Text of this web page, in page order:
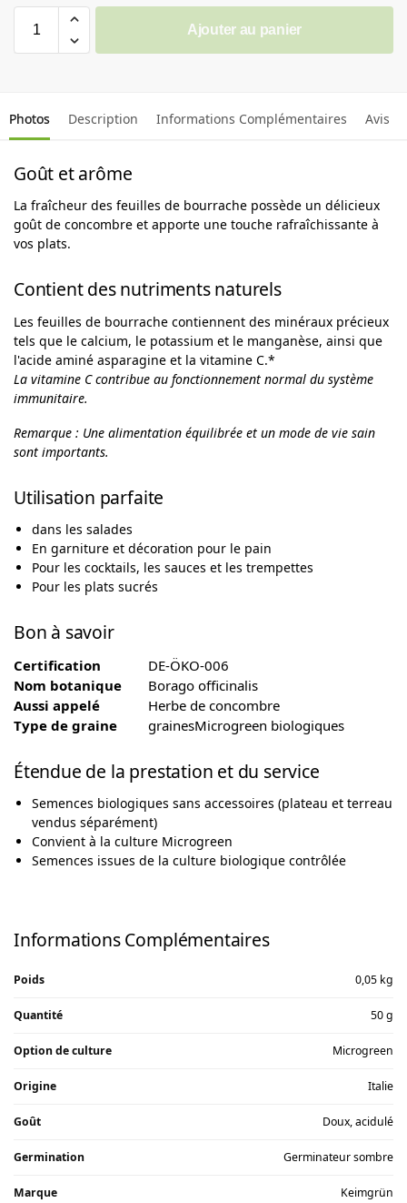
Ajouter au panier
Photos Description Informations Complémentaires Avis
Goût et arôme
La fraîcheur des feuilles de bourrache possède un délicieux
goût de concombre et apporte une touche rafraîchissante à
vos plats.
Contient des nutriments naturels
Les feuilles de bourrache contiennent des minéraux précieux
tels que le calcium, le potassium et le manganèse, ainsi que
l'acide aminé asparagine et la vitamine C.*
La vitamine C contribue au fonctionnement normal du système
immunitaire.
Remarque : Une alimentation équilibrée et un mode de vie sain
sont importants.
Utilisation parfaite
dans les salades
En garniture et décoration pour le pain
Pour les cocktails, les sauces et les trempettes
Pour les plats sucrés
Bon à savoir
Certification
DE-ÖKO-006
Nom botanique
Borago officinalis
Aussi appelé
Herbe de concombre
Type de graine
grainesMicrogreen biologiques
Étendue de la prestation et du service
Semences biologiques sans accessoires (plateau et terreau
vendus séparément)
Convient à la culture Microgreen
Semences issues de la culture biologique contrôlée
Informations Complémentaires
Poids 0,05 kg
Quantité 50 g
Option de culture Microgreen
Origine Italie
Goût Doux, acidulé
Germination Germinateur sombre
Marque Keimgrün